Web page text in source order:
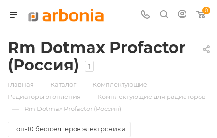
0
Rm Dotmax Profactor
(Россия)
1
Главная — Каталог — Комплектующие —
Радиаторы отопления — Комплектующие для радиаторов
— Rm Dotmax Profactor (Россия)
Топ-10 бестселлеров электроники